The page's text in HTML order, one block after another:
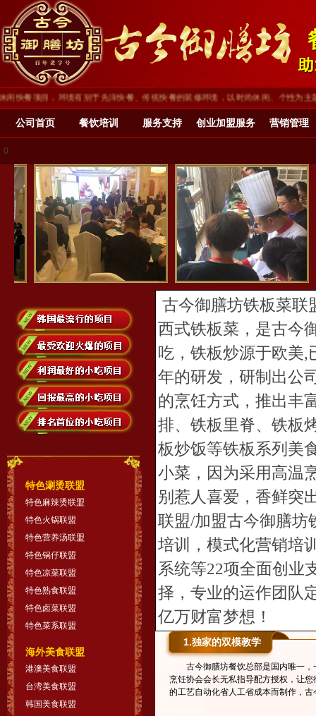
餐项目，环境有别于先洋快餐、传统快餐的装修环境，以时尚休闲、个性为主题
公司首页 餐饮培训 服务支持 创业加盟服务 营销管理
0
特色涮烫联盟
特色麻辣烫联盟
特色火锅联盟
特色营养汤联盟
特色锅仔联盟
特色凉菜联盟
特色熟食联盟
特色卤菜联盟
特色菜系联盟
海外美食联盟
港澳美食联盟
台湾美食联盟
韩国美食联盟
古今御膳坊铁板菜联
西式铁板菜，是古今
吃，铁板炒源于欧美,
年的研发，研制出公
的烹饪方式，推出丰
排、铁板里脊、铁板
板炒饭等铁板系列美
小菜，因为采用高温
别惹人喜爱，香鲜突
联盟/加盟古今御膳坊
培训，模式化营销培
系统等22项全面创业
择，专业的运作团队
亿万财富梦想！
1.独家的双模教学
古今御膳坊餐饮总部是国内唯一，
烹饪协会会长无私指导配方授权，让
的工艺自动化省人工省成本而制作，